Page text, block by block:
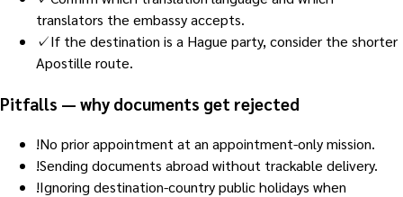
translators the embassy accepts.
✓If the destination is a Hague party, consider the shorter
Apostille route.
Pitfalls — why documents get rejected
!No prior appointment at an appointment-only mission.
!Sending documents abroad without trackable delivery.
!Ignoring destination-country public holidays when